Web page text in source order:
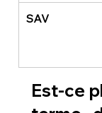
SAV
Est-ce